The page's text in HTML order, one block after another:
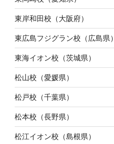
東岸和田校（大阪府）
東広島フジグラン校（広島県）
東海イオン校（茨城県）
松山校（愛媛県）
松戸校（千葉県）
松本校（長野県）
松江イオン校（島根県）